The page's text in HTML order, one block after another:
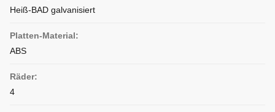
Heiß-BAD galvanisiert
Platten-Material:
ABS
Räder:
4